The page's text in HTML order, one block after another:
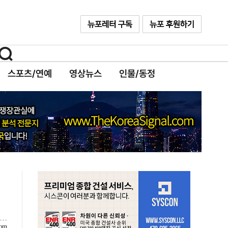
스포츠/연예 영상뉴스 인물/동정